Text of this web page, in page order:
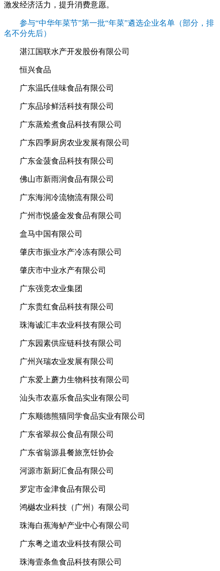
激发经济活力，提升消费意愿。
参与“中华年菜节”第一批“年菜”遴选企业名单（部分，排
名不分先后）
湛江国联水产开发股份有限公司
恒兴食品
广东温氏佳味食品有限公司
广东品珍鲜活科技有限公司
广东蒸烩煮食品科技有限公司
广东四季厨房农业发展有限公司
广东金菠食品科技有限公司
佛山市新雨润食品有限公司
广东海润冷流物流有限公司
广州市悦盛金发食品有限公司
盒马中国有限公司
肇庆市振业水产冷冻有限公司
肇庆市中业水产有限公司
广东强竞农业集团
广东贵红食品科技有限公司
珠海诚汇丰农业科技有限公司
广东园素供应链科技有限公司
广州兴瑞农业发展有限公司
广东爱上蘑力生物科技有限公司
汕头市农嘉乐食品实业有限公司
广东顺德熊猫同学食品实业有限公司
广东省翠叔公食品有限公司
广东省翁源县餐旅烹饪协会
河源市新厨汇食品有限公司
罗定市金津食品有限公司
鸿樾农业科技（广州）有限公司
珠海白蕉海鲈产业中心有限公司
广东粤之道农业科技有限公司
珠海壹条鱼食品科技有限公司